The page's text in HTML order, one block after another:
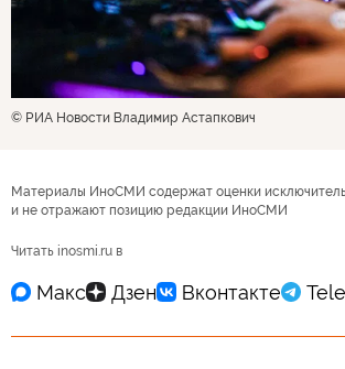
© РИА Новости Владимир Астапкович
Материалы ИноСМИ содержат оценки
и не отражают позицию редакции ИноСМИ
Читать inosmi.ru в